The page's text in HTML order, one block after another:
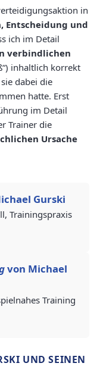
in
Entscheidung und
ich im Detail
verbindlichen
inhaltlich korrekt
dabei die
hatte. Erst
im Detail
Trainer die
Ursache
Gurski
Trainingspraxis
von Michael
Training
UND SEINEN